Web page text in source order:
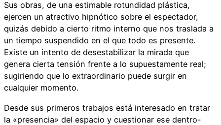
Sus obras, de una estimable rotundidad plástica,
ejercen un atractivo hipnótico sobre el espectador,
quizás debido a cierto ritmo interno que nos traslada a
un tiempo suspendido en el que todo es presente.
Existe un intento de desestabilizar la mirada que
genera cierta tensión frente a lo supuestamente real;
sugiriendo que lo extraordinario puede surgir en
cualquier momento.
Desde sus primeros trabajos está interesado en tratar
la «presencia» del espacio y cuestionar ese dentro-